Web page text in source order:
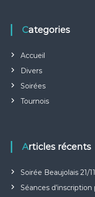
a
t
i
o
d
e
l
Categories
Accueil
Divers
Soirées
Tournois
Articles récents
Soirée Beaujolais 21/
Séances